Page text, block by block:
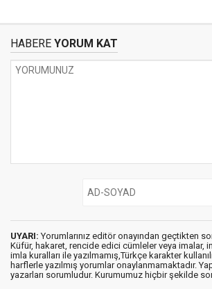
HABERE YORUM KAT
UYARI: Yorumlarınız editör onayından geçtikten
Küfür, hakaret, rencide edici cümleler veya imalar,
imla kuralları ile yazılmamış,Türkçe karakter
harflerle yazılmış yorumlar onaylanmamaktadır.
yazarları sorumludur. Kurumumuz hiçbir şekilde